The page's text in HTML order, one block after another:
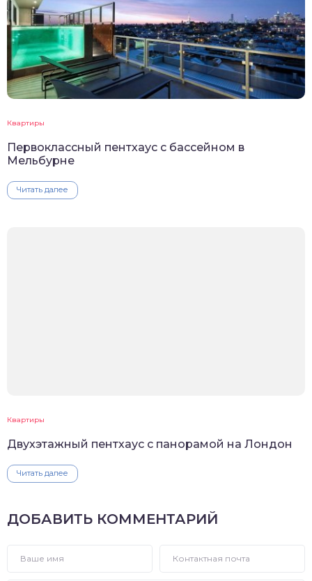
Квартиры
Первоклассный пентхаус с бассейном в
Мельбурне
Читать далее
Квартиры
Двухэтажный пентхаус с панорамой на Лондон
Читать далее
ДОБАВИТЬ КОММЕНТАРИЙ